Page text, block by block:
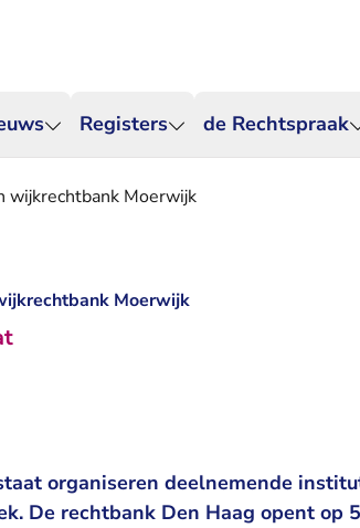
Registers de Rechtspraak
wijkrechtbank Moerwijk
Moerwijk
organiseren deelnemende
De rechtbank Den Haag opent op